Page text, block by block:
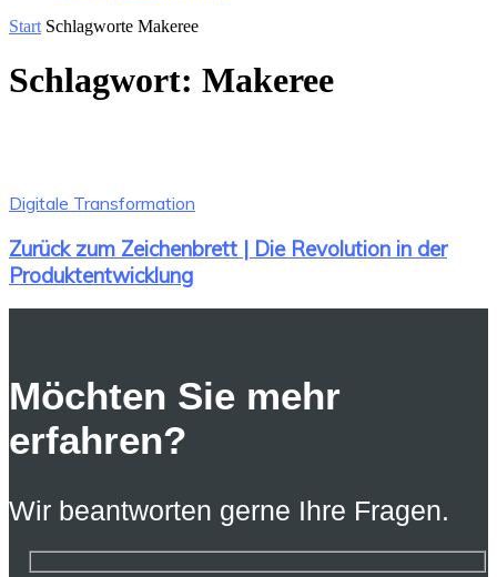
Start Schlagworte Makeree
Schlagwort: Makeree
Digitale Transformation
Zurück zum Zeichenbrett | Die Revolution in der
Produktentwicklung
Möchten Sie mehr
erfahren?
Wir beantworten gerne Ihre Fragen.